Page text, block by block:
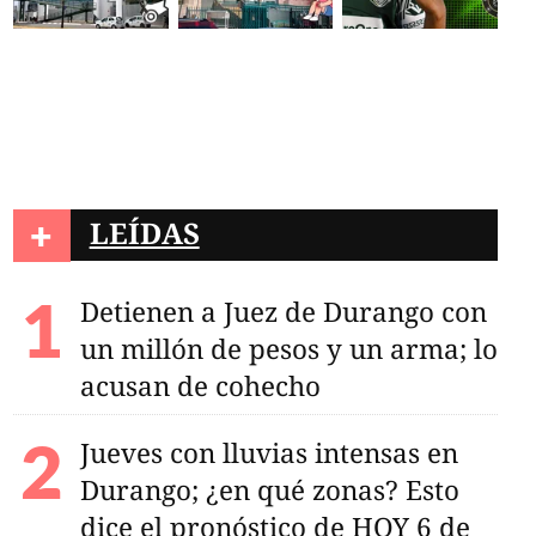
+ LEÍDAS
Detienen a Juez de Durango con
un millón de pesos y un arma; lo
acusan de cohecho
Jueves con lluvias intensas en
Durango; ¿en qué zonas? Esto
dice el pronóstico de HOY 6 de